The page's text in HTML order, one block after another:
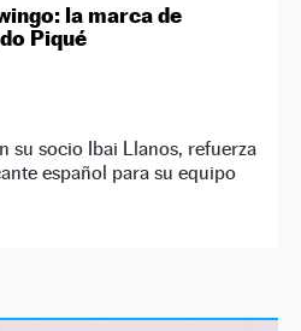
la marca de
Piqué
su socio Ibai Llanos, refuerza
español para su equipo